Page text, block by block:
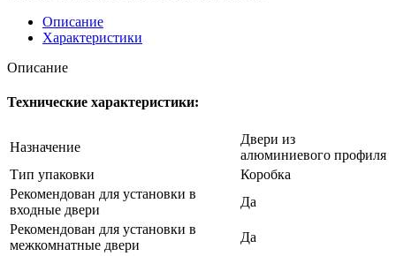
Описание
Характеристики
Описание
Технические характеристики:
Назначение
Двери из
алюминиевого профиля
Тип упаковки
Коробка
Рекомендован для установки в
входные двери
Да
Рекомендован для установки в
межкомнатные двери
Да